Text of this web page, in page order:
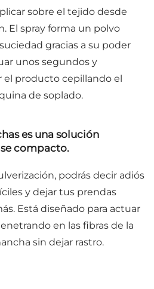
sobre el tejido desde
El spray forma un polvo
gracias a su poder
unos segundos y
producto cepillando el
de soplado.
es una solución
compacto.
podrás decir adiós
y dejar tus prendas
Está diseñado para actuar
en las fibras de la
sin dejar rastro.